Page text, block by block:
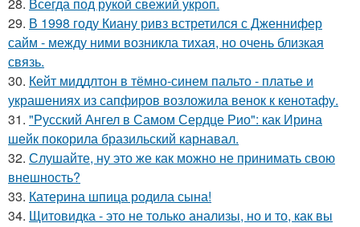
29. В 1998 году Киану ривз встретился с Дженнифер
сайм - между ними возникла тихая, но очень близкая
связь.
30. Кейт миддлтон в тёмно-синем пальто - платье и
украшениях из сапфиров возложила венок к кенотафу.
31. "Русский Ангел в Самом Сердце Рио": как Ирина
шейк покорила бразильский карнавал.
32. Слушайте, ну это же как можно не принимать свою
внешность?
33. Катерина шпица родила сына!
34. Щитовидка - это не только анализы, но и то, как вы